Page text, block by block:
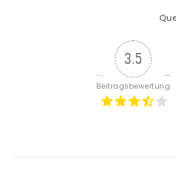
3.5
Beitragsbewertung